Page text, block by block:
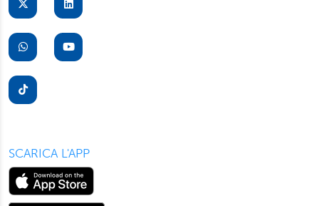
suo dispositivo. Potrà modificare in ogni momento le sue
presente in ogni pagina del nostro sito. Per maggior
informazioni sul trattamento dei suoi dati visiti la nostra
informativa privacy
SCARICA L'APP